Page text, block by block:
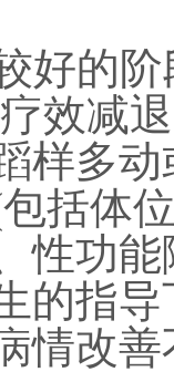
好的阶
效减
样多
包括体
性功能
的指
情改善